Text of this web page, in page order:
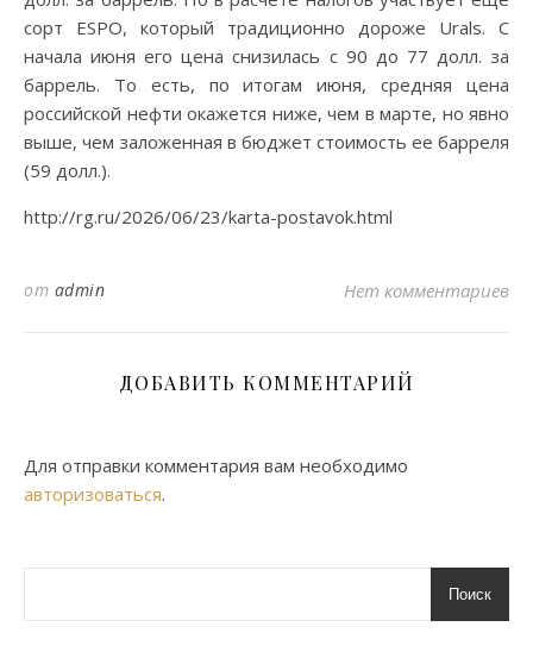
сорт ESPO, который традиционно дороже Urals. С
начала июня его цена снизилась с 90 до 77 долл. за
баррель. То есть, по итогам июня, средняя цена
российской нефти окажется ниже, чем в марте, но явно
выше, чем заложенная в бюджет стоимость ее барреля
(59 долл.).
http://rg.ru/2026/06/23/karta-postavok.html
от admin Нет комментариев
ДОБАВИТЬ КОММЕНТАРИЙ
Для отправки комментария вам необходимо
авторизоваться.
Поиск